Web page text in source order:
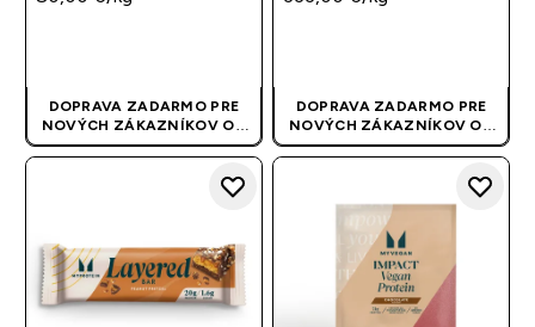
DOPRAVA ZADARMO PRE
NOVÝCH ZÁKAZNÍKOV OD
40 EUR| AKCIA SA APLIKUJE
AUTOMATICKY
DOPRAVA ZADARMO PRE
NOVÝCH ZÁKAZNÍKOV OD
40 EUR| AKCIA SA APLIKUJE
AUTOMATICKY